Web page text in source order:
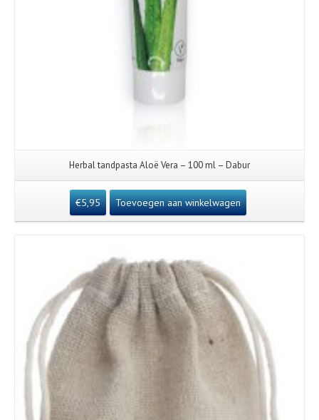
Herbal tandpasta Aloë Vera – 100 ml – Dabur
€5,95 Toevoegen aan winkelwagen